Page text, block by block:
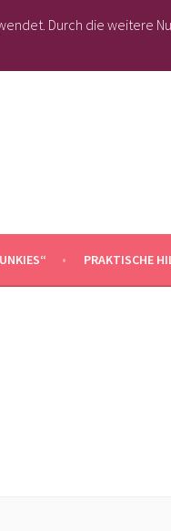
PRAKTISCHE
Durch die weitere